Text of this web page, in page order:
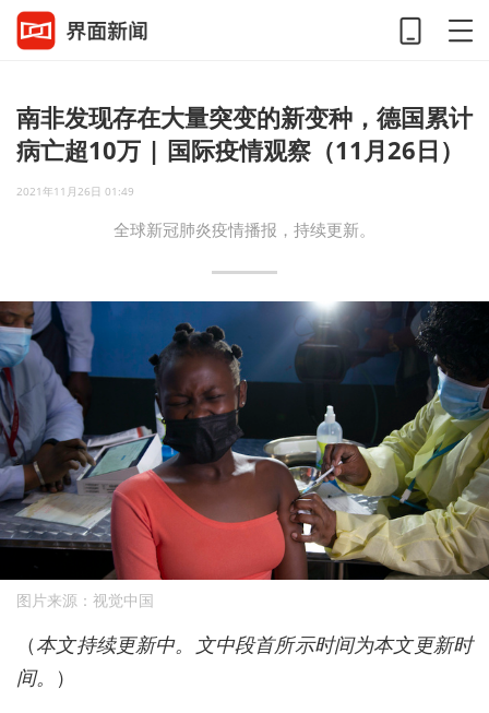
南非发现存在大量突变的新变种，德国累计
病亡超10万 | 国际疫情观察（11月26日）
2021年11月26日 01:49
全球新冠肺炎疫情播报，持续更新。
图片来源：视觉中国
（本文持续更新中。文中段首所示时间为本文更新时
间。
）